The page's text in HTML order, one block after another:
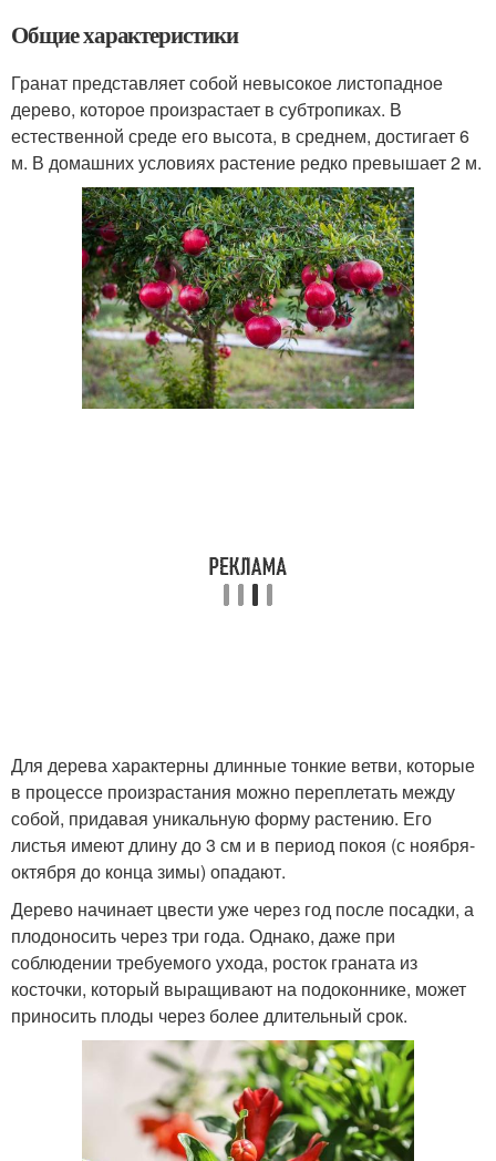
Общие характеристики
Гранат представляет собой невысокое листопадное
дерево, которое произрастает в субтропиках. В
естественной среде его высота, в среднем, достигает 6
м. В домашних условиях растение редко превышает 2 м.
Для дерева характерны длинные тонкие ветви, которые
в процессе произрастания можно переплетать между
собой, придавая уникальную форму растению. Его
листья имеют длину до 3 см и в период покоя (с ноября-
октября до конца зимы) опадают.
Дерево начинает цвести уже через год после посадки, а
плодоносить через три года. Однако, даже при
соблюдении требуемого ухода, росток граната из
косточки, который выращивают на подоконнике, может
приносить плоды через более длительный срок.